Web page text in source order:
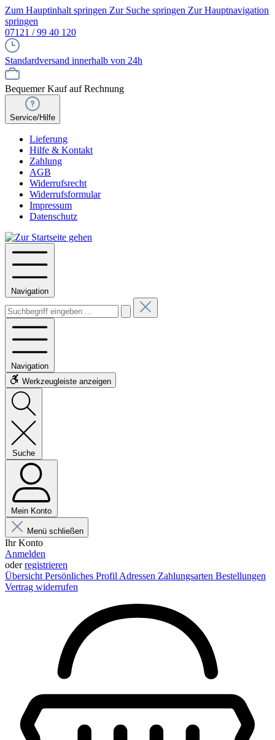
Zum Hauptinhalt springen Zur Suche springen Zur Hauptnavigation
springen
07121 / 99 40 120
Standardversand innerhalb von 24h
Bequemer Kauf auf Rechnung
Service/Hilfe
Lieferung
Hilfe & Kontakt
Zahlung
AGB
Widerrufsrecht
Widerrufsformular
Impressum
Datenschutz
Navigation
Navigation
Werkzeugleiste anzeigen
Suche
Mein Konto
Menü schließen
Ihr Konto
Anmelden
oderregistrieren
Übersicht Persönliches Profil Adressen Zahlungsarten Bestellungen
Vertrag widerrufen